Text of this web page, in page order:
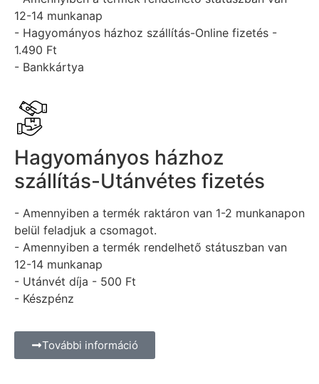
12-14 munkanap
- Hagyományos házhoz szállítás-Online fizetés -
1.490 Ft
- Bankkártya
Hagyományos házhoz
szállítás-Utánvétes fizetés
- Amennyiben a termék raktáron van 1-2 munkanapon
belül feladjuk a csomagot.
- Amennyiben a termék rendelhető státuszban van
12-14 munkanap
- Utánvét díja - 500 Ft
- Készpénz
További információ